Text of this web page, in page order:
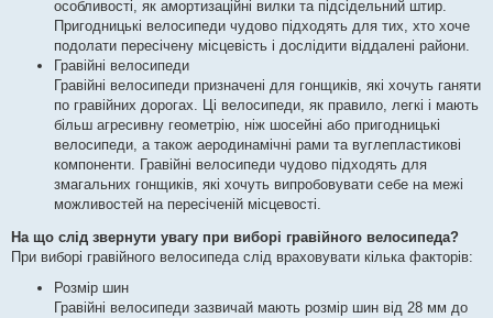
особливості, як амортизаційні вилки та підсідельний штир.
Пригодницькі велосипеди чудово підходять для тих, хто хоче
подолати пересічену місцевість і дослідити віддалені райони.
Гравійні велосипеди
Гравійні велосипеди призначені для гонщиків, які хочуть ганяти
по гравійних дорогах. Ці велосипеди, як правило, легкі і мають
більш агресивну геометрію, ніж шосейні або пригодницькі
велосипеди, а також аеродинамічні рами та вуглепластикові
компоненти. Гравійні велосипеди чудово підходять для
змагальних гонщиків, які хочуть випробовувати себе на межі
можливостей на пересіченій місцевості.
На що слід звернути увагу при виборі гравійного велосипеда?
При виборі гравійного велосипеда слід враховувати кілька факторів:
Розмір шин
Гравійні велосипеди зазвичай мають розмір шин від 28 мм до